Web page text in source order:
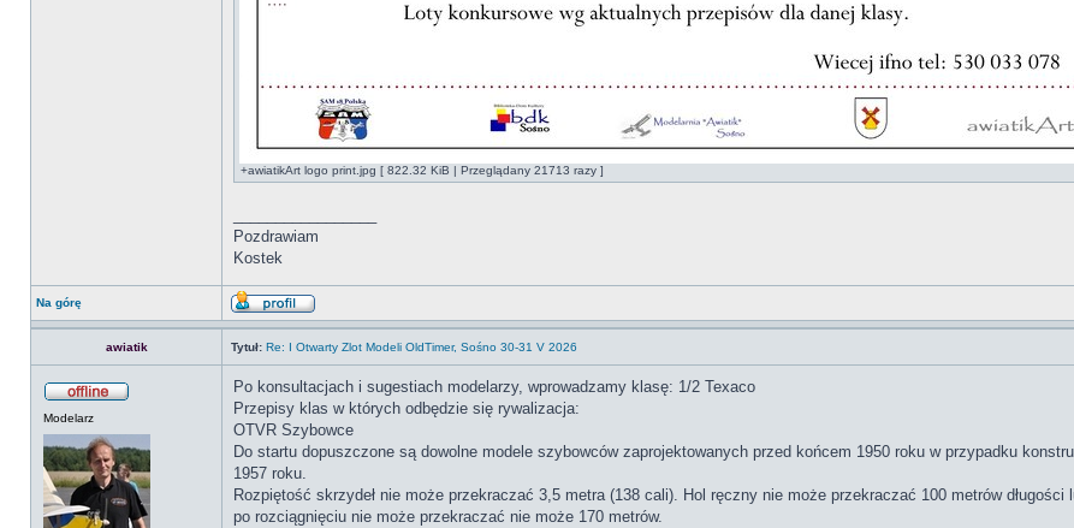
+awiatikArt logo print.jpg [ 822.32 KiB | Przeglądany 21713 razy ]
Pozdrawiam
Kostek
Na górę
awiatik Tytuł: Re: I Otwarty Zlot Modeli OldTimer, Sośno 30-31 V 2026
Modelarz
Po konsultacjach i sugestiach modelarzy, wprowadzamy klasę: 1/2 Texaco
Przepisy klas w których odbędzie się rywalizacja:
OTVR Szybowce
Do startu dopuszczone są dowolne modele szybowców zaprojektowanych przed końcem 1950 roku w przypadku
1957 roku.
Rozpiętość skrzydeł nie może przekraczać 3,5 metra (138 cali). Hol ręczny nie może przekraczać 100 metrów
po rozciągnięciu nie może przekraczać nie może 170 metrów.